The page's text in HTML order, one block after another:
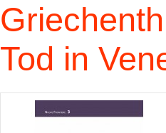
Tod in